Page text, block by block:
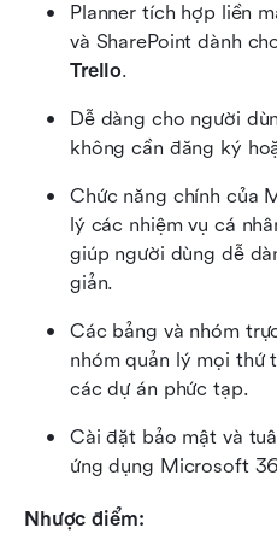
Planner tích hợp liền
và SharePoint dành
Trello.
Dễ dàng cho người
không cần đăng ký
Chức năng chính của
lý các nhiệm vụ cá
giúp người dùng dễ
giản.
Các bảng và nhóm
nhóm quản lý mọi thứ
các dự án phức tạp.
Cài đặt bảo mật và
ứng dụng Microsoft
Nhược điểm: